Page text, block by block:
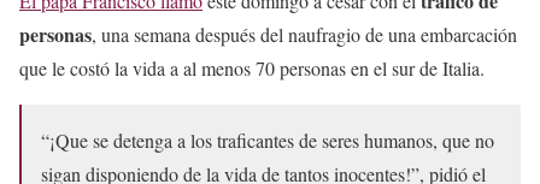
personas, una semana después del naufragio de una embarcación
que le costó la vida a al menos 70 personas en el sur de Italia.
“¡Que se detenga a los traficantes de seres humanos, que no
sigan disponiendo de la vida de tantos inocentes!”, pidió el